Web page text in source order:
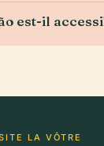
est-il
LA VÔTRE